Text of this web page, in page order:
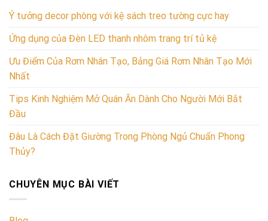
Ý tưởng decor phòng với kệ sách treo tường cực hay
Ứng dụng của Đèn LED thanh nhôm trang trí tủ kệ
Ưu Điểm Của Rơm Nhân Tạo, Bảng Giá Rơm Nhân Tạo Mới
Nhất
Tips Kinh Nghiệm Mở Quán Ăn Dành Cho Người Mới Bắt
Đầu
Đâu Là Cách Đặt Giường Trong Phòng Ngủ Chuẩn Phong
Thủy?
CHUYÊN MỤC BÀI VIẾT